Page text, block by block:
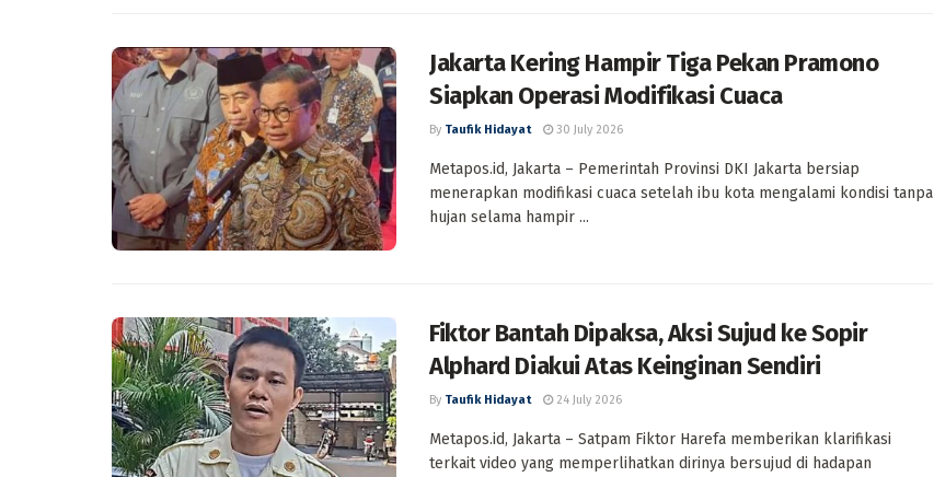
Jakarta Kering Hampir Tiga Pekan Pramono
Siapkan Operasi Modifikasi Cuaca
By Taufik Hidayat 30 July 2026
Metapos.id, Jakarta – Pemerintah Provinsi DKI Jakarta bersiap
menerapkan modifikasi cuaca setelah ibu kota mengalami kondisi tanpa
hujan selama hampir ...
Fiktor Bantah Dipaksa, Aksi Sujud ke Sopir
Alphard Diakui Atas Keinginan Sendiri
By Taufik Hidayat 24 July 2026
Metapos.id, Jakarta – Satpam Fiktor Harefa memberikan klarifikasi
terkait video yang memperlihatkan dirinya bersujud di hadapan